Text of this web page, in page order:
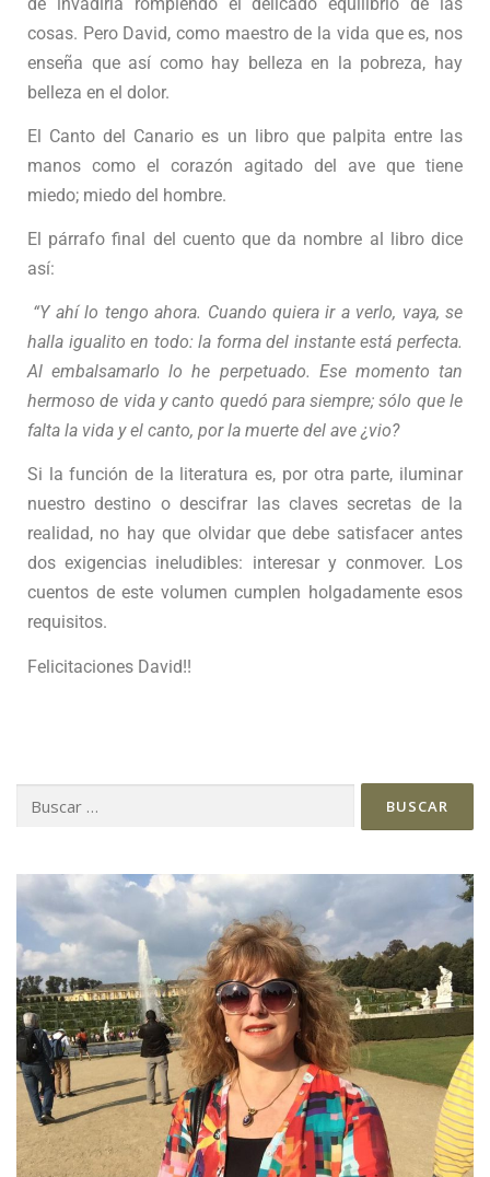
cosas. Pero David, como maestro de la vida que es, nos
enseña que así como hay belleza en la pobreza, hay
belleza en el dolor.
El Canto del Canario es un libro que palpita entre las
manos como el corazón agitado del ave que tiene
miedo; miedo del hombre.
El párrafo final del cuento que da nombre al libro dice
así:
“Y ahí lo tengo ahora. Cuando quiera ir a verlo, vaya, se
halla igualito en todo: la forma del instante está perfecta.
Al embalsamarlo lo he perpetuado. Ese momento tan
hermoso de vida y canto quedó para siempre; sólo que le
falta la vida y el canto, por la muerte del ave ¿vio?
Si la función de la literatura es, por otra parte, iluminar
nuestro destino o descifrar las claves secretas de la
realidad, no hay que olvidar que debe satisfacer antes
dos exigencias ineludibles: interesar y conmover. Los
cuentos de este volumen cumplen holgadamente esos
requisitos.
Felicitaciones David!!